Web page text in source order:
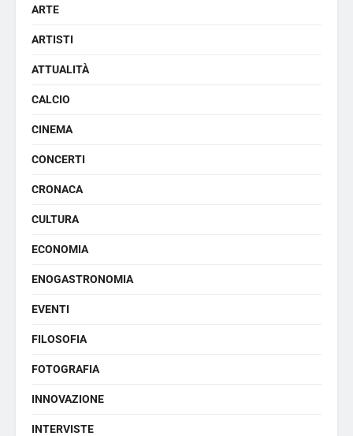
ARTE
ARTISTI
ATTUALITÀ
CALCIO
CINEMA
CONCERTI
CRONACA
CULTURA
ECONOMIA
ENOGASTRONOMIA
EVENTI
FILOSOFIA
FOTOGRAFIA
INNOVAZIONE
INTERVISTE